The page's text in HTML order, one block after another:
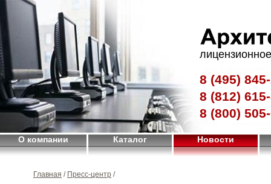
8 (495)
8 (812)
8 (800)
О компании Каталог Новости
Главная / Пресс-центр /